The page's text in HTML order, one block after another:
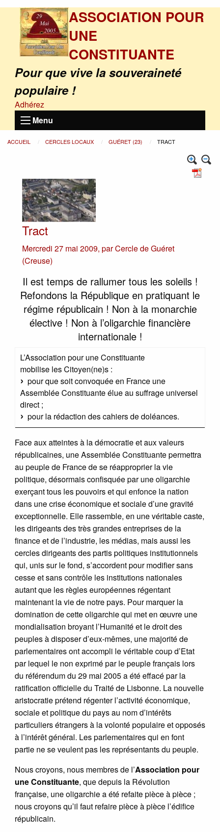
ASSOCIATION POUR
UNE
CONSTITUANTE
Pour que vive la souveraineté
populaire !
Adhérez
Menu
ACCUEIL CERCLES LOCAUX GUÉRET (23) TRACT
Tract
Mercredi 27 mai 2009, parCercle de Guéret
(Creuse)
Il est temps de rallumer tous les soleils !
Refondons la République en pratiquant le
régime républicain ! Non à la monarchie
élective ! Non à l’oligarchie financière
internationale !
L’Association pour une Constituante
mobilise les Citoyen(ne)s :
pour que soit convoquée en France une
Assemblée Constituante élue au suffrage universel
direct ;
pour la rédaction des cahiers de doléances.
Face aux atteintes à la démocratie et aux valeurs
républicaines, une Assemblée Constituante permettra
au peuple de France de se réapproprier la vie
politique, désormais confisquée par une oligarchie
exerçant tous les pouvoirs et qui enfonce la nation
dans une crise économique et sociale d’une gravité
exceptionnelle. Elle rassemble, en une véritable caste,
les dirigeants des très grandes entreprises de la
finance et de l’industrie, les médias, mais aussi les
cercles dirigeants des partis politiques institutionnels
qui, unis sur le fond, s’accordent pour modifier sans
cesse et sans contrôle les institutions nationales
autant que les règles européennes régentant
maintenant la vie de notre pays. Pour marquer la
domination de cette oligarchie qui met en œuvre une
mondialisation broyant l’Humanité et le droit des
peuples à disposer d’eux-mêmes, une majorité de
parlementaires ont accompli le véritable coup d’Etat
par lequel le non exprimé par le peuple français lors
du référendum du 29 mai 2005 a été effacé par la
ratification officielle du Traité de Lisbonne. La nouvelle
aristocratie prétend régenter l’activité économique,
sociale et politique du pays au nom d’intérêts
particuliers étrangers à la volonté populaire et opposés
à l’intérêt général. Les parlementaires qui en font
partie ne se veulent pas les représentants du peuple.
Nous croyons, nous membres de l’Association pour
une Constituante, que depuis la Révolution
française, une oligarchie a été refaite pièce à pièce ;
nous croyons qu’il faut refaire pièce à pièce l’édifice
républicain.